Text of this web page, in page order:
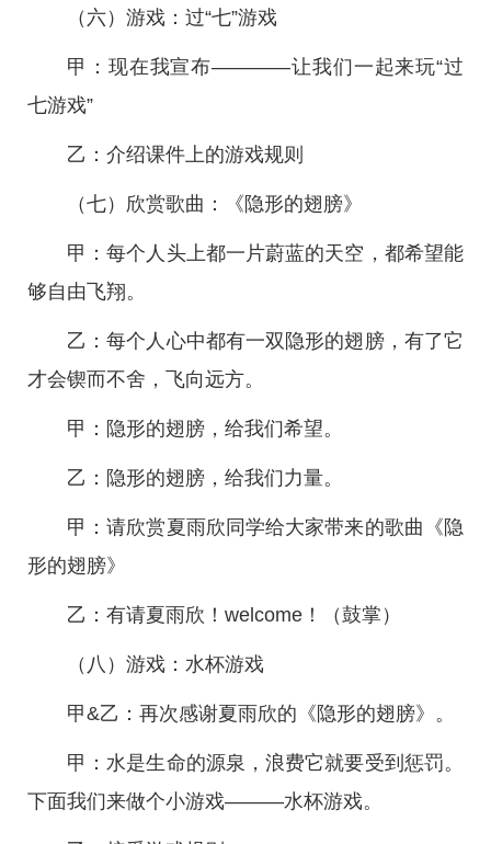
（六）游戏：过“七”游戏
甲：现在我宣布————让我们一起来玩“过
七游戏”
乙：介绍课件上的游戏规则
（七）欣赏歌曲：《隐形的翅膀》
甲：每个人头上都一片蔚蓝的天空，都希望能
够自由飞翔。
乙：每个人心中都有一双隐形的翅膀，有了它
才会锲而不舍，飞向远方。
甲：隐形的翅膀，给我们希望。
乙：隐形的翅膀，给我们力量。
甲：请欣赏夏雨欣同学给大家带来的歌曲《隐
形的翅膀》
乙：有请夏雨欣！welcome！（鼓掌）
（八）游戏：水杯游戏
甲&乙：再次感谢夏雨欣的《隐形的翅膀》。
甲：水是生命的源泉，浪费它就要受到惩罚。
下面我们来做个小游戏———水杯游戏。